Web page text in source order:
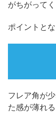
がちがってく
ポイントと
フレア角が
た感が薄れる